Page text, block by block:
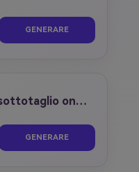
prima dopo
GENERARE
sottotaglio ondulato
prima dopo
GENERARE